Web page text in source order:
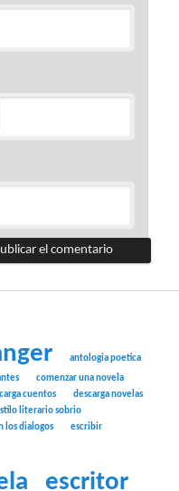
antologia poetica
comenzar una novela
cuentos
descarga novelas
literario sobrio
los dialogos escribir
escritor